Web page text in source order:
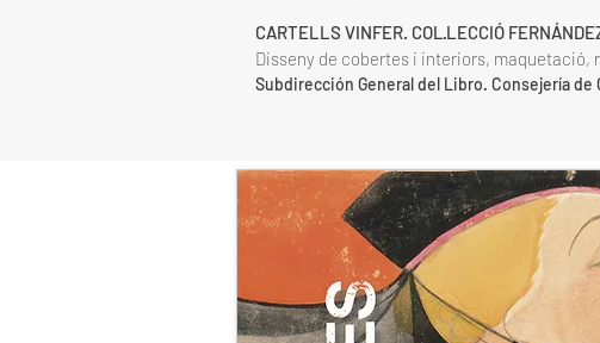
CARTELLS VINFER. COL·LECCIÓ
Disseny de cobertes i interiors, maquetació,
Subdirección General del Libro. Consejería